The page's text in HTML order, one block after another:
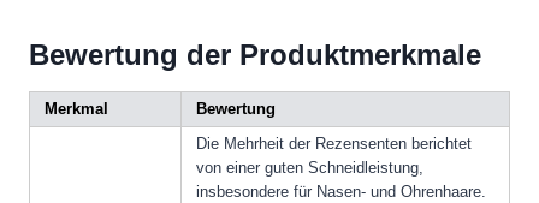
Bewertung der Produktmerkmale
Merkmal Bewertung
Die Mehrheit der Rezensenten berichtet
von einer guten Schneidleistung,
insbesondere für Nasen- und Ohrenhaare.